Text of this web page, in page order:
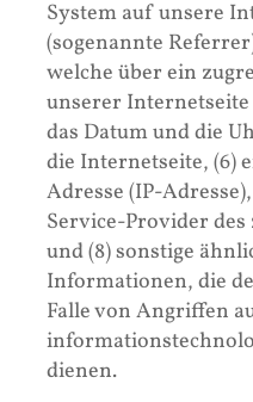
System auf unsere
(sogenannte
welche über ein
unserer Internetseite
das Datum und die
die Internetseite, (6)
Adresse (IP-
Service-Provider
und (8) sonstige
Informationen, die
Falle von Angriffen
dienen.